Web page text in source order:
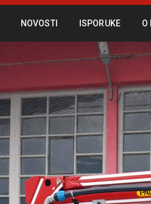
NOVOSTI ISPORUKE O